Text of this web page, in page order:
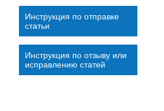
Инструкция по отправке
статьи
Инструкция по отзыву или
исправлению статей